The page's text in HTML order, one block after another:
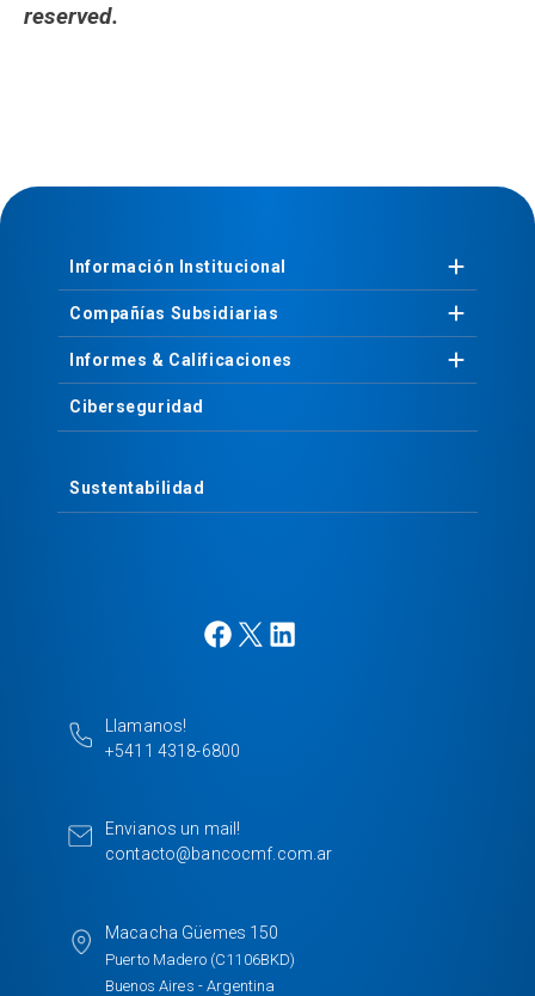
reserved.
Información Institucional
Compañías Subsidiarias
Informes & Calificaciones
Ciberseguridad
Sustentabilidad
Llamanos!
+5411 4318-6800
Envianos un mail!
contacto@bancocmf.com.ar
Macacha Güemes 150
Puerto Madero (C1106BKD)
Buenos Aires - Argentina
F
b
X
L